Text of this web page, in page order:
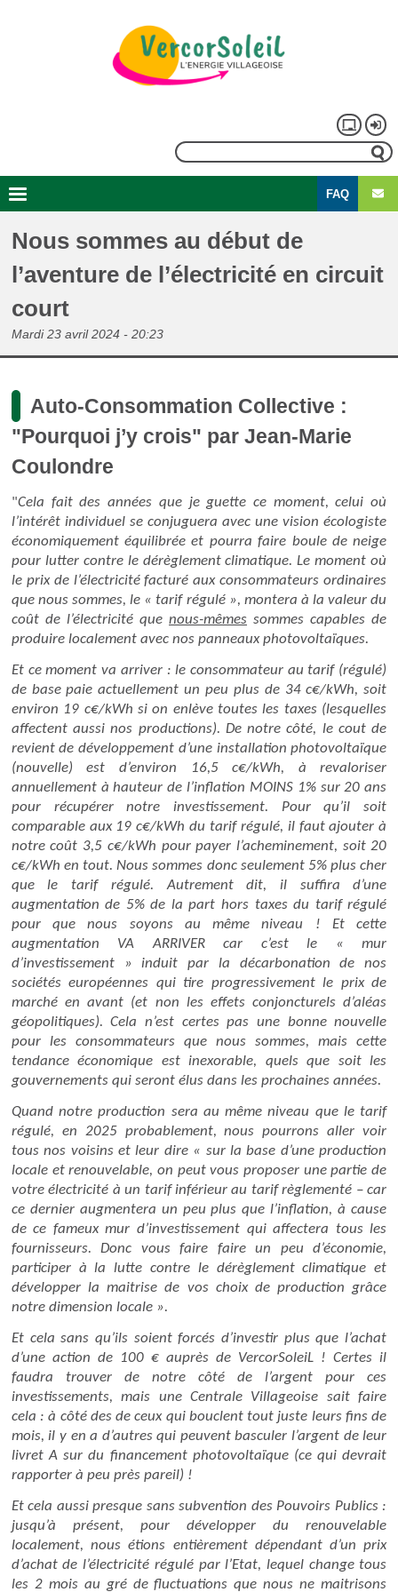
Rechercher
compte
de
l'utilisateur
Navigation
principale
menu
FAQ
Nous sommes au début de
l’aventure de l’électricité en circuit
court
Mardi 23 avril 2024 - 20:23
Auto-Consommation Collective :
"Pourquoi j’y crois" par Jean-Marie
Coulondre
"Cela fait des années que je guette ce moment, celui où
l’intérêt individuel se conjuguera avec une vision écologiste
économiquement équilibrée et pourra faire boule de neige
pour lutter contre le dérèglement climatique. Le moment où
le prix de l’électricité facturé aux consommateurs ordinaires
que nous sommes, le « tarif régulé », montera à la valeur du
coût de l’électricité quenous-mêmes sommes capables de
produire localement avec nos panneaux photovoltaïques.
Et ce moment va arriver : le consommateur au tarif (régulé)
de base paie actuellement un peu plus de 34 c€/kWh, soit
environ 19 c€/kWh si on enlève toutes les taxes (lesquelles
affectent aussi nos productions). De notre côté, le cout de
revient de développement d’une installation photovoltaïque
(nouvelle) est d’environ 16,5 c€/kWh, à revaloriser
annuellement à hauteur de l’inflation MOINS 1% sur 20 ans
pour récupérer notre investissement. Pour qu’il soit
comparable aux 19 c€/kWh du tarif régulé, il faut ajouter à
notre coût 3,5 c€/kWh pour payer l’acheminement, soit 20
c€/kWh en tout. Nous sommes donc seulement 5% plus cher
que le tarif régulé. Autrement dit, il suffira d’une
augmentation de 5% de la part hors taxes du tarif régulé
pour que nous soyons au même niveau ! Et cette
augmentation VA ARRIVER car c’est le « mur
d’investissement » induit par la décarbonation de nos
sociétés européennes qui tire progressivement le prix de
marché en avant (et non les effets conjoncturels d’aléas
géopolitiques). Cela n’est certes pas une bonne nouvelle
pour les consommateurs que nous sommes, mais cette
tendance économique est inexorable, quels que soit les
gouvernements qui seront élus dans les prochaines années.
Quand notre production sera au même niveau que le tarif
régulé, en 2025 probablement, nous pourrons aller voir
tous nos voisins et leur dire « sur la base d’une production
locale et renouvelable, on peut vous proposer une partie de
votre électricité à un tarif inférieur au tarif règlementé – car
ce dernier augmentera un peu plus que l’inflation, à cause
de ce fameux mur d’investissement qui affectera tous les
fournisseurs. Donc vous faire faire un peu d’économie,
participer à la lutte contre le dérèglement climatique et
développer la maitrise de vos choix de production grâce
notre dimension locale ».
Et cela sans qu’ils soient forcés d’investir plus que l’achat
d’une action de 100 € auprès de VercorSoleiL ! Certes il
faudra trouver de notre côté de l’argent pour ces
investissements, mais une Centrale Villageoise sait faire
cela : à côté des de ceux qui bouclent tout juste leurs fins de
mois, il y en a d’autres qui peuvent basculer l’argent de leur
livret A sur du financement photovoltaïque (ce qui devrait
rapporter à peu près pareil) !
Et cela aussi presque sans subvention des Pouvoirs Publics :
jusqu’à présent, pour développer du renouvelable
localement, nous étions entièrement dépendant d’un prix
d’achat de l’électricité régulé par l’Etat, lequel change tous
les 2 mois au gré de fluctuations que nous ne maitrisons